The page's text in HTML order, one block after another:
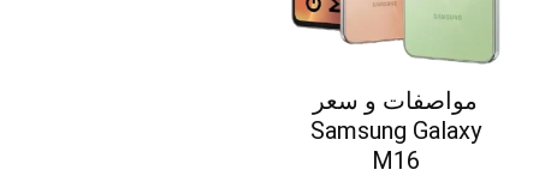
مواصفات و سعر
Samsung Galaxy
M16